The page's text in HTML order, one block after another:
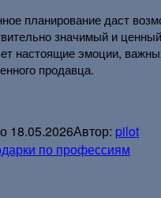
планирование даст
значимый и
настоящие эмоции,
продавца.
18.05.2026Автор: pilot
по профессиям